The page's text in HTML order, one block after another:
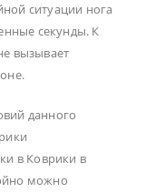
ситуации нога
секунды. К
вызывает
данного
в Коврики в
можно